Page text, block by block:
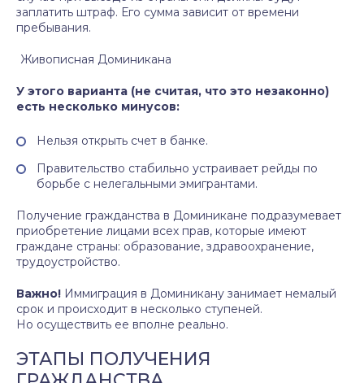
заплатить штраф. Его сумма зависит от времени
пребывания.
Живописная Доминикана
У этого варианта (не считая, что это незаконно)
есть несколько минусов:
Нельзя открыть счет в банке.
Правительство стабильно устраивает рейды по
борьбе с нелегальными эмигрантами.
Получение гражданства в Доминикане подразумевает
приобретение лицами всех прав, которые имеют
граждане страны: образование, здравоохранение,
трудоустройство.
Важно! Иммиграция в Доминикану занимает немалый
срок и происходит в несколько ступеней.
Но осуществить ее вполне реально.
ЭТАПЫ ПОЛУЧЕНИЯ